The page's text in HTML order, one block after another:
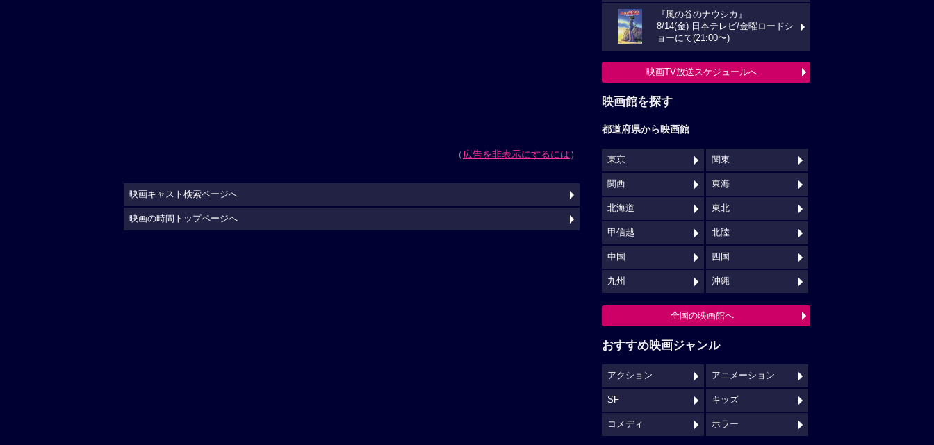
（広告を非表示にするには）
『風の谷のナウシカ』
8/14(金) 日本テレビ/金曜ロードシ
ョーにて(21:00〜)
映画TV放送スケジュールへ
映画館を探す
都道府県から映画館
東京 関東
関西 東海
北海道 東北
甲信越 北陸
中国 四国
九州 沖縄
全国の映画館へ
おすすめ映画ジャンル
アクション アニメーション
SF キッズ
コメディ ホラー
映画キャスト検索ページへ
映画の時間トップページへ